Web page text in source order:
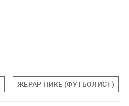
ЖЕРАР ПИКЕ (ФУТБОЛИСТ)